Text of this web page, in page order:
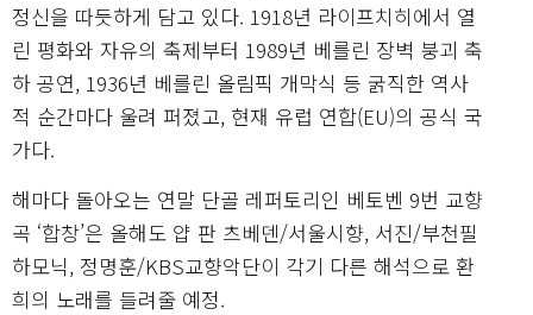
정신을 따듯하게 담고 있다. 1918년 라이프치히에서 열
린 평화와 자유의 축제부터 1989년 베를린 장벽 붕괴 축
하 공연, 1936년 베를린 올림픽 개막식 등 굵직한 역사
적 순간마다 울려 퍼졌고, 현재 유럽 연합(EU)의 공식 국
가다.
해마다 돌아오는 연말 단골 레퍼토리인 베토벤 9번 교향
곡 ‘합창’은 올해도 얍 판 츠베덴/서울시향, 서진/부천필
하모닉, 정명훈/KBS교향악단이 각기 다른 해석으로 환
희의 노래를 들려줄 예정.